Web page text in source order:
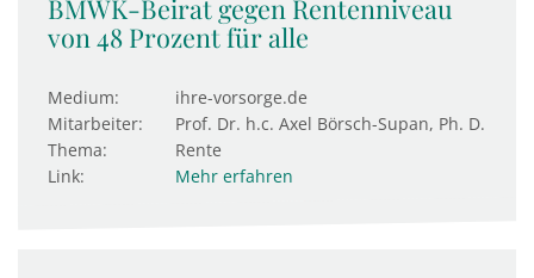
BMWK-Beirat gegen Rentenniveau
von 48 Prozent für alle
Medium:
ihre-vorsorge.de
Mitarbeiter:
Prof. Dr. h.c. Axel Börsch-Supan, Ph. D.
Thema:
Rente
Link:
Mehr erfahren